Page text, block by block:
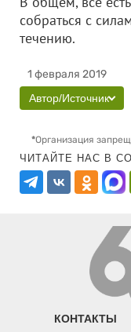
собраться с
течению.
1 февраля 2019
Автор/Источник
*Организация
ЧИТАЙТЕ НАС В
КОНТАКТЫ